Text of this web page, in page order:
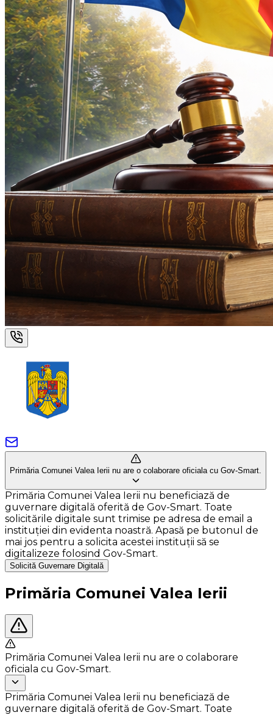
Primăria Comunei Valea Ierii nu are o colaborare oficiala cu Gov-Smart.
Primăria Comunei Valea Ierii nu beneficiază de
guvernare digitală oferită de Gov-Smart. Toate
solicitările digitale sunt trimise pe adresa de email a
instituției din evidenta noastră. Apasă pe butonul de
mai jos pentru a solicita acestei instituții să se
digitalizeze folosind Gov-Smart.
Solicită Guvernare Digitală
Primăria Comunei Valea Ierii
Primăria Comunei Valea Ierii nu are o colaborare
oficiala cu Gov-Smart.
Primăria Comunei Valea Ierii nu beneficiază de
guvernare digitală oferită de Gov-Smart. Toate